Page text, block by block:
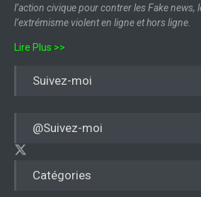
Catégories
l’action civique pour contrer les Fake news,
l’extrémisme violent en ligne et hors ligne.
Lire Plus >>
Suivez-moi
@Suivez-moi